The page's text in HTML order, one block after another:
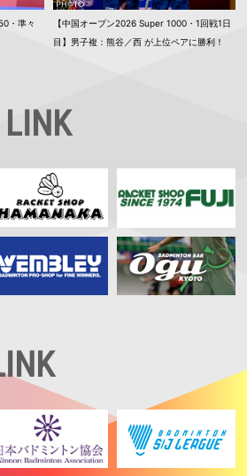
・準々
【中国オープン2026 Super 1000・1回戦1日
目】男子複：熊谷／西 が上位ペアに勝利！
LINK